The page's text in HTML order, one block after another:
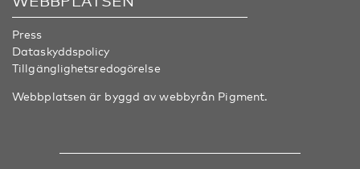
Press
Dataskyddspolicy
Tillgänglighetsredogörelse
Webbplatsen är byggd av webbyrån Pigment.